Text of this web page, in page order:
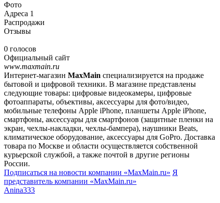
Фото
Адреса 1
Распродажи
Отзывы
0 голосов
Официальный сайт
www.maxmain.ru
Интернет-магазин MaxMain специализируется на продаже
бытовой и цифровой техники. В магазине представлены
следующие товары: цифровые видеокамеры, цифровые
фотоаппараты, объективы, аксессуары для фото/видео,
мобильные телефоны Apple iPhone, планшеты Apple iPhone,
смартфоны, аксессуары для смартфонов (защитные пленки на
экран, чехлы-накладки, чехлы-бампера), наушники Beats,
климатическое оборудование, аксессуары для GoPro. Доставка
товара по Москве и области осуществляется собственной
курьерской службой, а также почтой в другие регионы
России.
Подписаться на новости компании «MaxMain.ru» Я
представитель компании «MaxMain.ru»
Anina333